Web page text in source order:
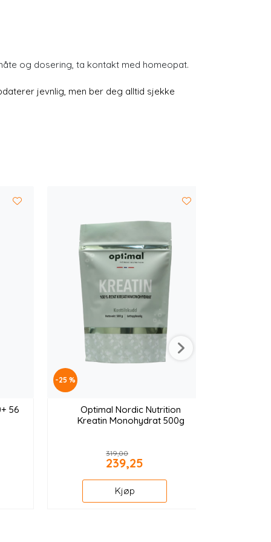
og dosering, ta kontakt med homeopat.
jevnlig, men ber deg alltid sjekke
56
-25 %
Optimal Nordic Nutrition
Kreatin Monohydrat 500g
319,00
239,25
Kjøp